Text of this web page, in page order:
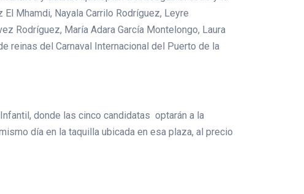
Mhamdi, Nayala Carrilo Rodríguez, Leyre
Rodríguez, María Adara García Montelongo, Laura
reinas del Carnaval Internacional del Puerto de la
donde las cinco candidatas optarán a la
día en la taquilla ubicada en esa plaza, al precio